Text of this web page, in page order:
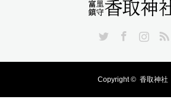
Copyright © 香取神社